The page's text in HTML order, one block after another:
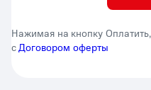
Нажимая на кнопку
сДоговором оферты